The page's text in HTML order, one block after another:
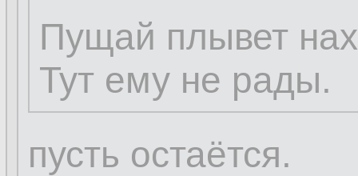
Пущай плывет
Тут ему не рады.
пусть остаётся.